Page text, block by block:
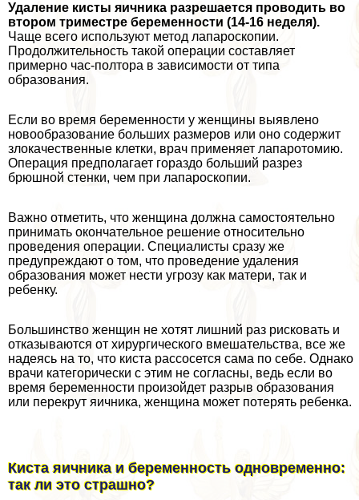
Удаление кисты яичника разрешается проводить во
втором триместре беременности (14-16 неделя).
Чаще всего используют метод лапароскопии.
Продолжительность такой операции составляет
примерно час-полтора в зависимости от типа
образования.
Если во время беременности у женщины выявлено
новообразование больших размеров или оно содержит
злокачественные клетки, врач применяет лапаротомию.
Операция предполагает гораздо больший разрез
брюшной стенки, чем при лапароскопии.
Важно отметить, что женщина должна самостоятельно
принимать окончательное решение относительно
проведения операции. Специалисты сразу же
предупреждают о том, что проведение удаления
образования может нести угрозу как матери, так и
ребенку.
Большинство женщин не хотят лишний раз рисковать и
отказываются от хирургического вмешательства, все же
надеясь на то, что киста рассосется сама по себе. Однако
врачи категорически с этим не согласны, ведь если во
время беременности произойдет разрыв образования
или перекрут яичника, женщина может потерять ребенка.
Киста яичника и беременность одновременно:
так ли это страшно?